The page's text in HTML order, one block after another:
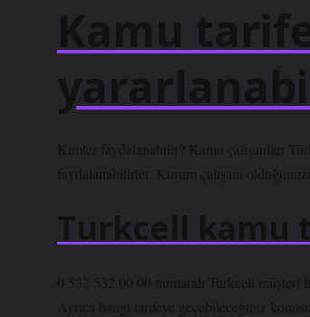
Kamu
Kimler faydalanabilir? Kamu çalışanları
faydalanabilirler. Kurum çalışanı
Turkcell kamu
0 532 532 00 00 numaralı Turkcell
Ayrıca hangi tarifeye geçebileceğiniz